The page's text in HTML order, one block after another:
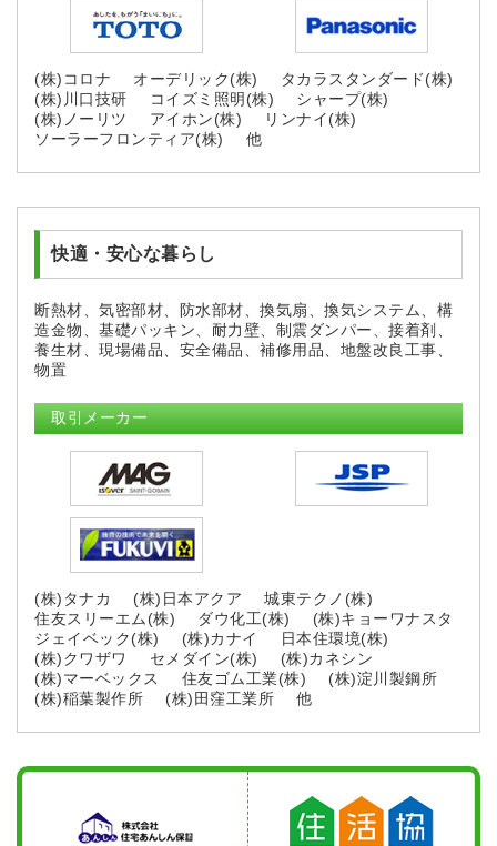
(株)コロナ オーデリック(株)
タカラスタンダード(株)
(株)川口技研
コイズミ照明(株)
シャープ(株)
(株)ノーリツ
アイホン(株)
リンナイ(株)
ソーラーフロンティア(株)
他
快適・安心な暮らし
断熱材、気密部材、防水部材、換気扇、換気システム、構
造金物、基礎パッキン、耐力壁、制震ダンパー、接着剤、
養生材、現場備品、安全備品、補修用品、地盤改良工事、
物置
取引メーカー
(株)タナカ (株)日本アクア
城東テクノ(株)
住友スリーエム(株)
ダウ化工(株)
(株)キョーワナスタ
ジェイベック(株)
(株)カナイ
日本住環境(株)
(株)クワザワ
セメダイン(株)
(株)カネシン
(株)マーベックス
住友ゴム工業(株)
(株)淀川製鋼所
(株)稲葉製作所
(株)田窪工業所 他